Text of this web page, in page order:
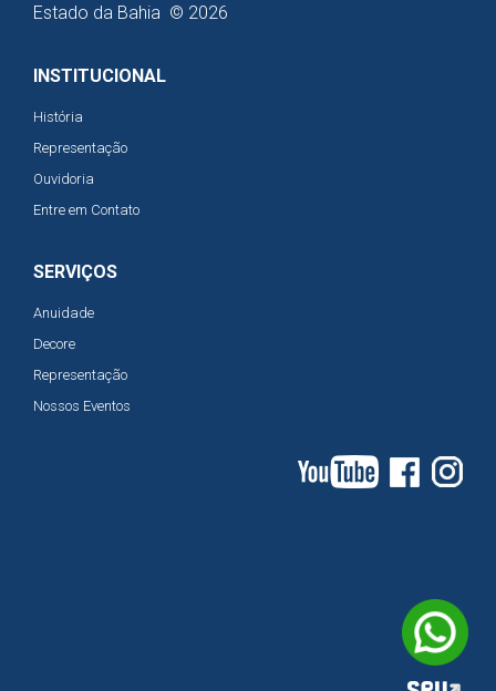
Estado da Bahia © 2026
INSTITUCIONAL
História
Representação
Ouvidoria
Entre em Contato
SERVIÇOS
Anuidade
Decore
Representação
Nossos Eventos